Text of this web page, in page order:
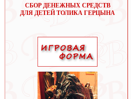
СБОР ДЕНЕЖНЫХ СРЕДСТВ
ДЛЯ ДЕТЕЙ ТОЛИКА ГЕРЦЫНА